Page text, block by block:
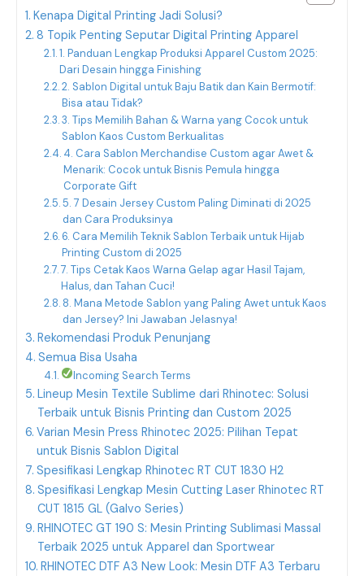
Kenapa Digital Printing Jadi Solusi?
8 Topik Penting Seputar Digital Printing Apparel
1. Panduan Lengkap Produksi Apparel Custom 2025:
Dari Desain hingga Finishing
2. Sablon Digital untuk Baju Batik dan Kain Bermotif:
Bisa atau Tidak?
3. Tips Memilih Bahan & Warna yang Cocok untuk
Sablon Kaos Custom Berkualitas
4. Cara Sablon Merchandise Custom agar Awet &
Menarik: Cocok untuk Bisnis Pemula hingga
Corporate Gift
5. 7 Desain Jersey Custom Paling Diminati di 2025
dan Cara Produksinya
6. Cara Memilih Teknik Sablon Terbaik untuk Hijab
Printing Custom di 2025
7. Tips Cetak Kaos Warna Gelap agar Hasil Tajam,
Halus, dan Tahan Cuci!
8. Mana Metode Sablon yang Paling Awet untuk Kaos
dan Jersey? Ini Jawaban Jelasnya!
Rekomendasi Produk Penunjang
Semua Bisa Usaha
Incoming Search Terms
Lineup Mesin Textile Sublime dari Rhinotec: Solusi
Terbaik untuk Bisnis Printing dan Custom 2025
Varian Mesin Press Rhinotec 2025: Pilihan Tepat
untuk Bisnis Sablon Digital
Spesifikasi Lengkap Rhinotec RT CUT 1830 H2
Spesifikasi Lengkap Mesin Cutting Laser Rhinotec RT
CUT 1815 GL (Galvo Series)
RHINOTEC GT 190 S: Mesin Printing Sublimasi Massal
Terbaik 2025 untuk Apparel dan Sportwear
RHINOTEC DTF A3 New Look: Mesin DTF A3 Terbaru